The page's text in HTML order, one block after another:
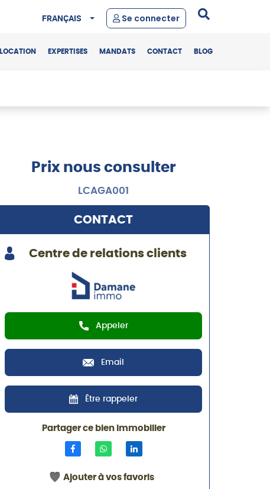
Se connecter
FRANÇAIS
LOCATION EXPERTISES MANDATS CONTACT BLOG
Prix nous consulter
LCAGA001
CONTACT
Centre de relations clients
Appeler
Email
Être rappeler
Partager ce bien immobilier
Ajouter à vos favoris